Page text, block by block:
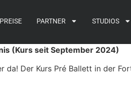
PREISE PARTNER STUDIOS
(Kurs seit September 2024)
da! Der Kurs Pré Ballett in der